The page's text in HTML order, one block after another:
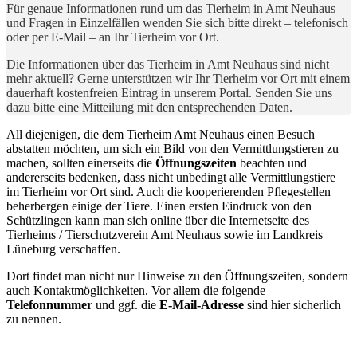
Für genaue Informationen rund um das Tierheim in Amt Neuhaus
und Fragen in Einzelfällen wenden Sie sich bitte direkt – telefonisch
oder per E-Mail – an Ihr Tierheim vor Ort.
Die Informationen über das Tierheim in Amt Neuhaus sind nicht
mehr aktuell? Gerne unterstützen wir Ihr Tierheim vor Ort mit einem
dauerhaft kostenfreien Eintrag in unserem Portal. Senden Sie uns
dazu bitte eine Mitteilung mit den entsprechenden Daten.
All diejenigen, die dem Tierheim Amt Neuhaus einen Besuch
abstatten möchten, um sich ein Bild von den Vermittlungstieren zu
machen, sollten einerseits die Öffnungszeiten beachten und
andererseits bedenken, dass nicht unbedingt alle Vermittlungstiere
im Tierheim vor Ort sind. Auch die kooperierenden Pflegestellen
beherbergen einige der Tiere. Einen ersten Eindruck von den
Schützlingen kann man sich online über die Internetseite des
Tierheims / Tierschutzverein Amt Neuhaus sowie im Landkreis
Lüneburg verschaffen.
Dort findet man nicht nur Hinweise zu den Öffnungszeiten, sondern
auch Kontaktmöglichkeiten. Vor allem die folgende
Telefonnummer und ggf. die E-Mail-Adresse sind hier sicherlich
zu nennen.